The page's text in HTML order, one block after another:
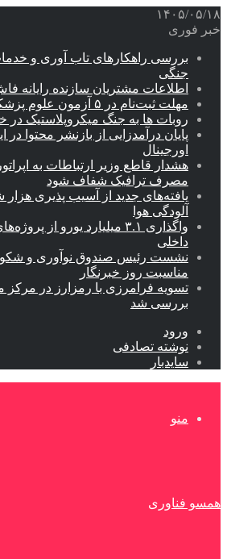
۱۴۰۵/۰۵/۱۸
خبر فوری
بررسی راهکارهای تاب آوری و
جنگی
اطلاعات مشتریان سازنده رایانه
مهلت ثبت‌نام در ۵ آزمون علوم پزشکی دوباره تمدید شد
روبات ها به جنگ میکروپلاستیک
پایان درآمدزایی از بازنشر محتوا
اورجینال
هشدار قاطع وزیر ارتباطات به
مصرف ترافیک شفاف شود
یافته‌های جدید از آسیب پذیری هزار
آلودگی هوا
واگذاری ۳.۱ میلیارد یورو از
داخلی
نشست رئیس صندوق نوآوری و
مناسبت روز خبرنگار
تسویه فرامرزی با رمزارز در
بررسی شد
ورود
نوشته تصادفی
سایدبار
منو
همسو فناوری